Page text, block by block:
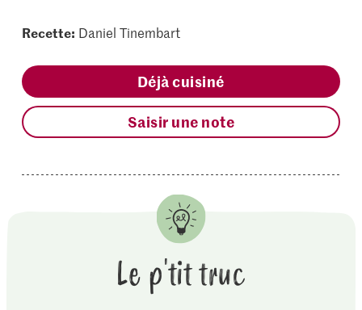
Recette: Daniel Tinembart
Déjà cuisiné
Saisir une note
Le p'tit truc